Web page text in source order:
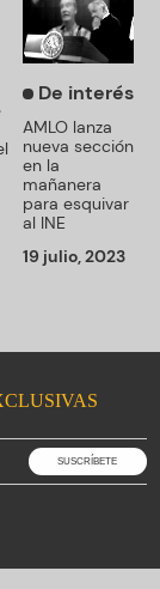
De interés
AMLO lanza
nueva sección
en la
mañanera
para esquivar
al INE
19 julio, 2023